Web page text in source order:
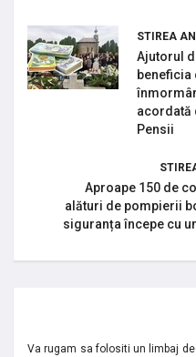
STIREA
Ajutorul
beneficia
acordată
Pensii
Aproape 150 de
alături de pompierii
siguranța începe cu
Va rugam sa folositi un limbaj